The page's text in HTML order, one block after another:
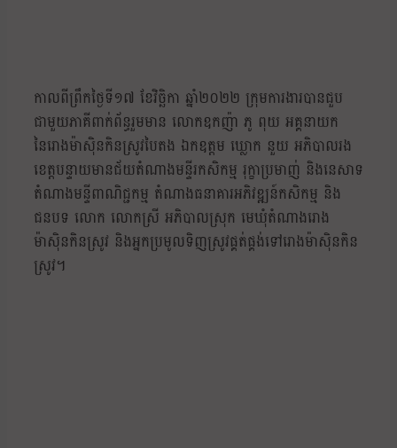
កាលពីព្រឹកថ្ងៃទី១៧ ខែវិច្ឆិកា ឆ្នាំ២០២២ ក្រុមការងារបានជួប
ជាមួយភាគីពាក់ព័ន្ធរួមមាន លោកឧកញ៉ា ភូ ពុយ អគ្គនាយក
នៃរោងម៉ាស៊ិនកិនស្រូវបៃតង ឯកឧត្តម ឃ្លោក នួយ អភិបាលរង
ខេត្តបន្ទាយមានជ័យតំណាងមន្ទីរកសិកម្ម រុក្ខាប្រមាញ់ និងនេសាទ
តំណាងមន្ទីពាណិជ្ជកម្ម តំណាងធនាគារអភិវឌ្ឍន៍កសិកម្ម និង
ជនបទ លោក លោកស្រី អភិបាលស្រុក មេឃុំតំណាងរោង
ម៉ាស៊ិនកិនស្រូវ និងអ្នកប្រមូលទិញស្រូវផ្គត់ផ្គង់ទៅរោងម៉ាស៊ិនកិន
ស្រូវ។